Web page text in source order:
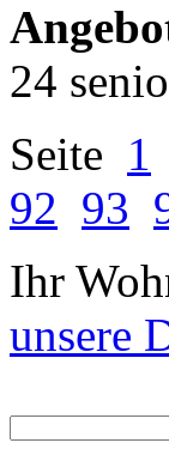
24
Seite 1
92 93
Ihr
unsere